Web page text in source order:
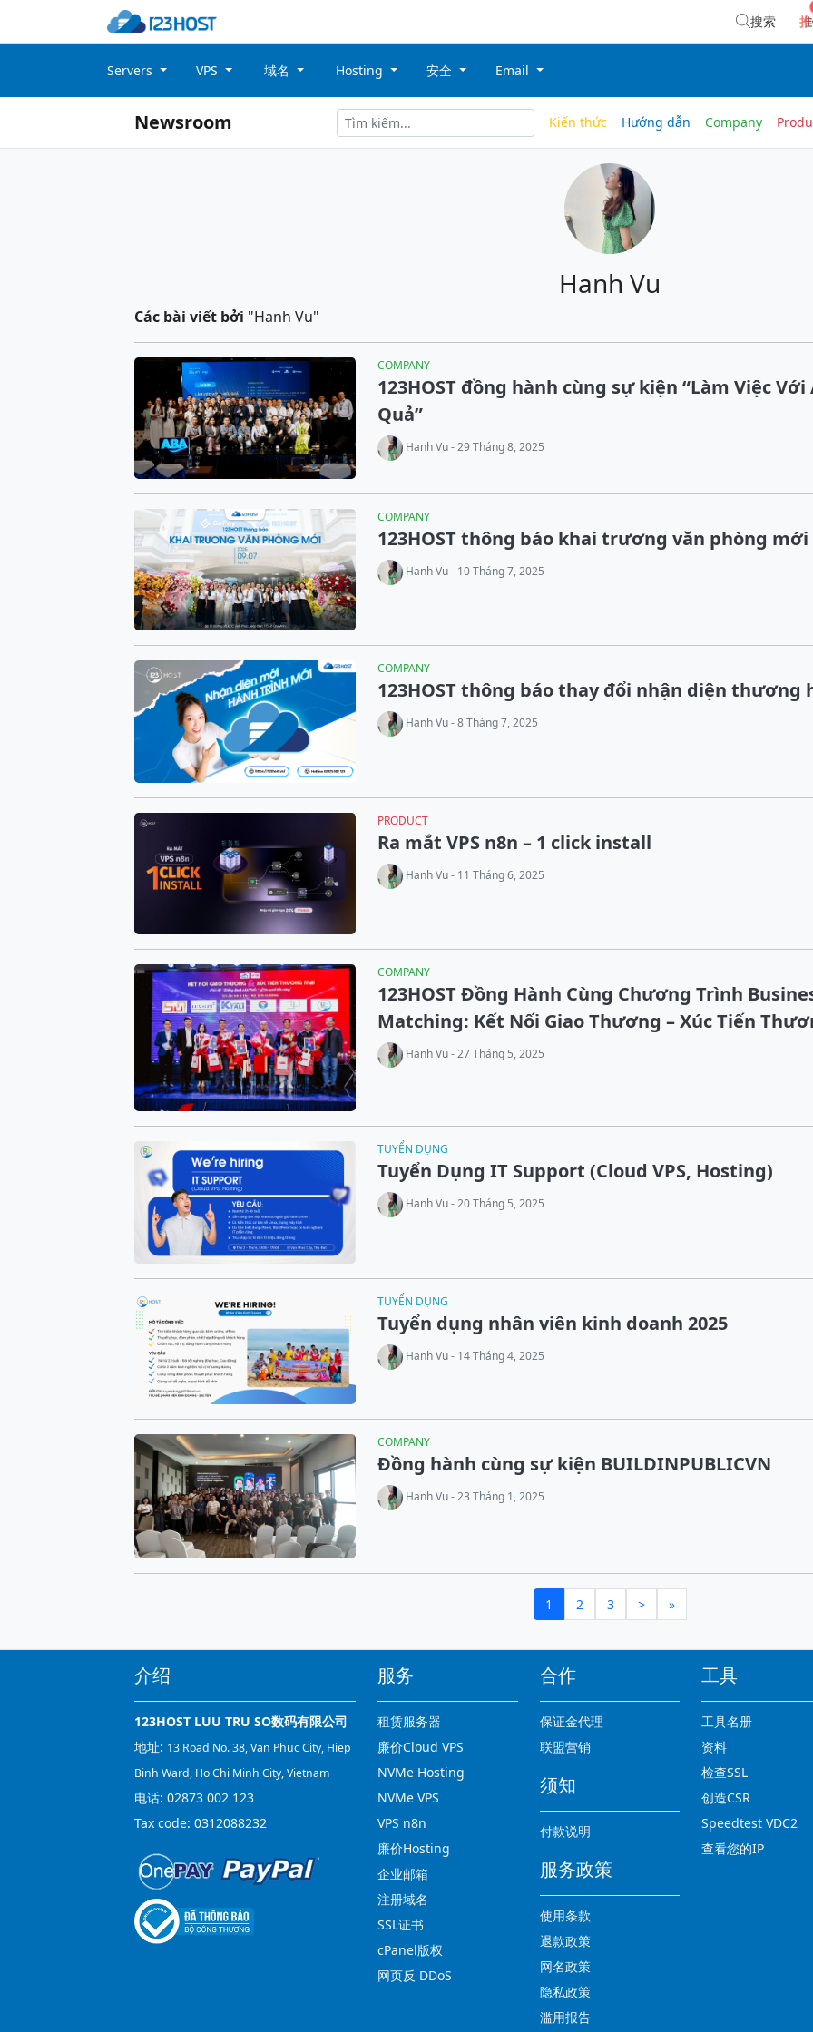
搜索
Servers VPS 域名 Hosting 安全 Email
Newsroom Kiến thức Hướng dẫn Company
Hanh Vu
Các bài viết bởi "Hanh Vu"
COMPANY
123HOST đồng hành cùng sự kiện “Làm Việc
Quả”
Hanh Vu - 29 Tháng 8, 2025
COMPANY
123HOST thông báo khai trương văn phòng mới
Hanh Vu - 10 Tháng 7, 2025
COMPANY
123HOST thông báo thay đổi nhận diện thương
Hanh Vu - 8 Tháng 7, 2025
PRODUCT
Ra mắt VPS n8n – 1 click install
Hanh Vu - 11 Tháng 6, 2025
COMPANY
123HOST Đồng Hành Cùng Chương Trình
Matching: Kết Nối Giao Thương – Xúc Tiến
Hanh Vu - 27 Tháng 5, 2025
TUYỂN DỤNG
Tuyển Dụng IT Support (Cloud VPS, Hosting)
Hanh Vu - 20 Tháng 5, 2025
TUYỂN DỤNG
Tuyển dụng nhân viên kinh doanh 2025
Hanh Vu - 14 Tháng 4, 2025
COMPANY
Đồng hành cùng sự kiện BUILDINPUBLICVN
Hanh Vu - 23 Tháng 1, 2025
1 2 3 > »
介绍
123HOST LUU TRU SO数码有限公司
地址: 13 Road No. 38, Van Phuc City, Hiep
Binh Ward, Ho Chi Minh City, Vietnam
电话: 02873 002 123
Tax code: 0312088232
服务
租赁服务器
廉价Cloud VPS
NVMe Hosting
NVMe VPS
VPS n8n
廉价Hosting
企业邮箱
注册域名
SSL证书
cPanel版权
网页反 DDoS
合作
保证金代理
联盟营销
须知
付款说明
服务政策
使用条款
退款政策
网名政策
隐私政策
滥用报告
工具
工具名册
资料
检查SSL
创造CSR
Speedtest VDC2
查看您的IP